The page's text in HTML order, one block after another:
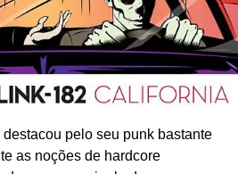
pelo seu punk bastante
as noções de hardcore